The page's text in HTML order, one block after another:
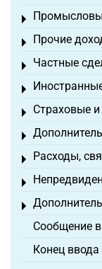
Toggle menu
Прочие
Toggle menu
Частные
Toggle menu
Toggle menu
Страховые
Toggle menu
Toggle menu
Расходы,
Toggle menu
Toggle menu
Toggle menu
Сообщение
Конец